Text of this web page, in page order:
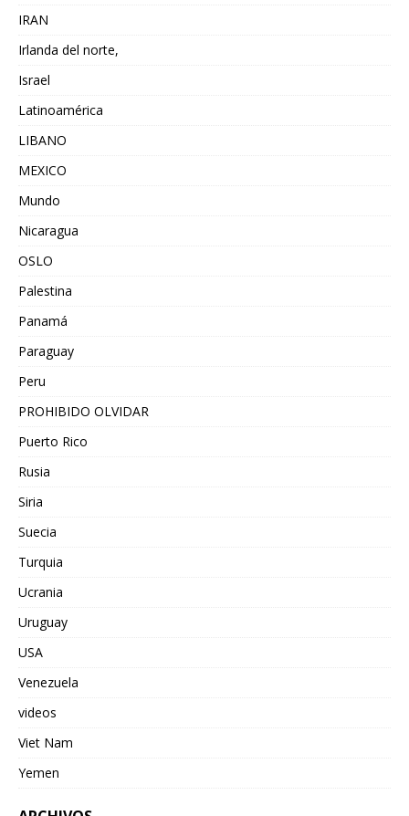
IRAN
Irlanda del norte,
Israel
Latinoamérica
LIBANO
MEXICO
Mundo
Nicaragua
OSLO
Palestina
Panamá
Paraguay
Peru
PROHIBIDO OLVIDAR
Puerto Rico
Rusia
Siria
Suecia
Turquia
Ucrania
Uruguay
USA
Venezuela
videos
Viet Nam
Yemen